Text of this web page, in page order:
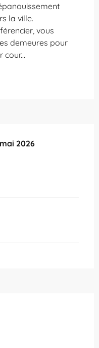
la ville.
vous
demeures pour
cour...
2026
2026